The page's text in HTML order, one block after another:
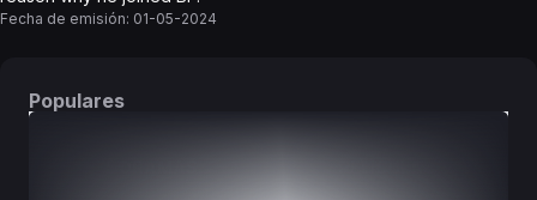
Fecha de emisión: 01-05-2024
Populares